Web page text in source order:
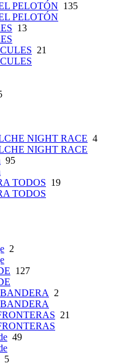
PELOTÓN 135
PELOTÓN
13
21
NIGHT RACE 4
NIGHT RACE
95
TODOS 19
TODOS
2
127
2
21
49
5